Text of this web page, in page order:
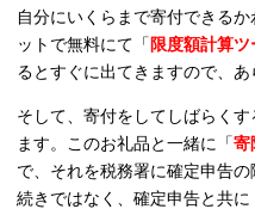
自分にいくらまで寄付できる
ットで無料にて「 限度額計算ツ
るとすぐに出てきますので、あ
そして、寄付をしてしばらく
ます。このお礼品と一緒に「寄
で、それを税務署に確定申告
続きではなく、確定申告と共